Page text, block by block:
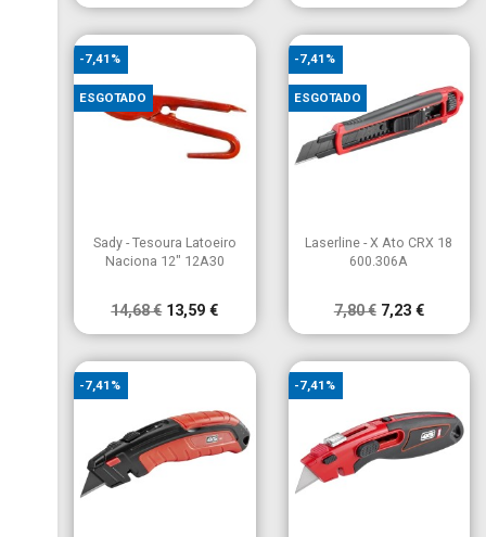
Vista rápida
Sady - Tesoura Latoeiro
Naciona 12" 12A30
14,68 € 13,59 €
-7,41%
ESGOTADO
Vista rápida
Laserline - X Ato CRX 18
600.306A
7,80 € 7,23 €
-7,41%
ESGOTADO
-7,41% -7,41%